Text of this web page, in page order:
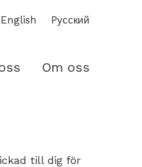
English Pусский
Om oss
till dig för